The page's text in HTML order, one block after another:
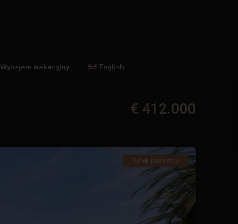
Wynajem wakacyjny English
€ 412.000
Rynek pierwotny